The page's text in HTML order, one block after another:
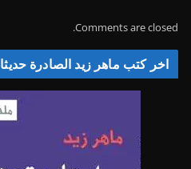
Comments are closed.
اخر كتب ماهر زيد الصادرة حديثا